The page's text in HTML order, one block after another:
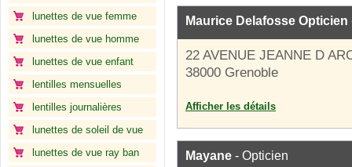
lunettes de vue femme
lunettes de vue homme
lunettes de vue enfant
lentilles mensuelles
lentilles journalières
lunettes de soleil de vue
lunettes de vue ray ban
Maurice Delafosse Opticien
22 AVENUE JEANNE D
38000 Grenoble
Afficher les détails
Mayane - Opticien